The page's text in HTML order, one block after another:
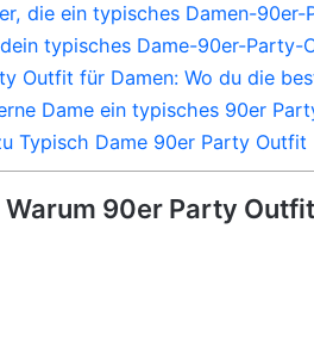
die ein typisches Damen-
typisches Dame-90er-Party-
Outfit für Damen: Wo du die
Dame ein typisches 90er
Typisch Dame 90er Party Outfit
90er Party